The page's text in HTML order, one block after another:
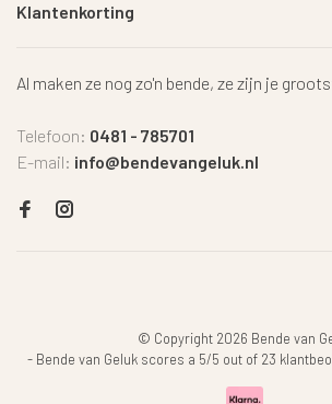
Klantenkorting
Al maken ze nog zo'n bende, ze zijn je
Telefoon: 0481 - 785701
E-mail: info@bendevangeluk.nl
© Copyright 2026 Bende van
- Bende van Geluk scores a 5/5 out of 23